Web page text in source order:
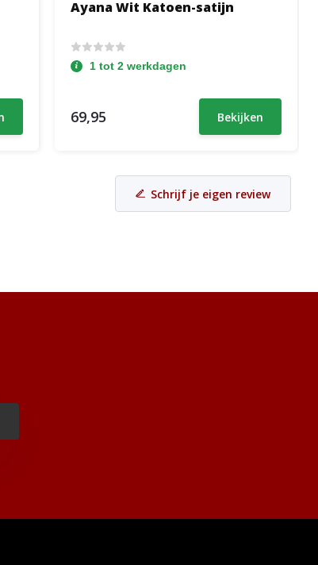
Ayana Wit Katoen-satijn
1 tot 2 werkdagen
69,95 Bekijken
Schrijf je eigen review